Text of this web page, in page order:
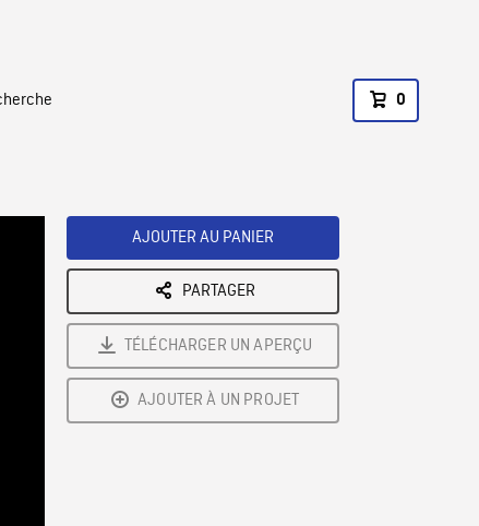
0
AJOUTER AU PANIER
PARTAGER
TÉLÉCHARGER UN APERÇU
AJOUTER À UN PROJET